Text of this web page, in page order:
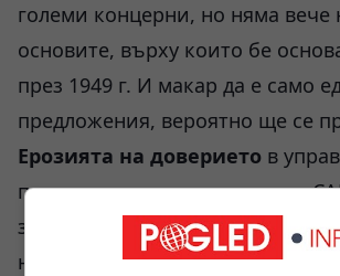
големи концерни, но няма
основите, върху които бе
през 1949 г. И макар да е само
предложения, вероятно ще се
Ерозията на доверието в
повечето държави, не само в
затруднява процесите на
нормалността. Проучване на